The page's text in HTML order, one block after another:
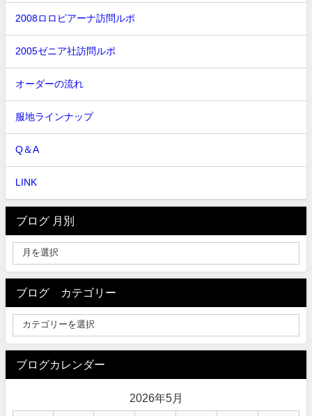
2008ロロピアーナ訪問ルポ
2005ゼニア社訪問ルポ
オーダーの流れ
服地ラインナップ
Q＆A
LINK
ブログ 月別
ブログ カテゴリー
ブログカレンダー
2026年5月